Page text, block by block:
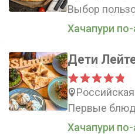
Выбор
Хачапури
Дети
Первые
Хачапури